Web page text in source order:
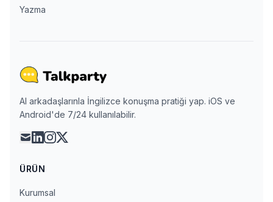
Yazma
AI arkadaşlarınla İngilizce konuşma pratiği yap. iOS ve
Android'de 7/24 kullanılabilir.
maillinkedin
instagram
x
ÜRÜN
Kurumsal